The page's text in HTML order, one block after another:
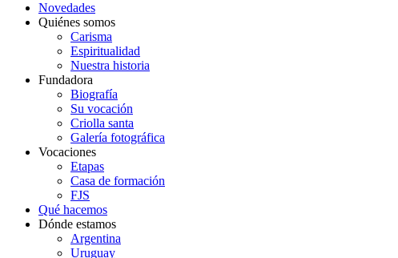
Novedades
Quiénes somos
Carisma
Espiritualidad
Nuestra historia
Fundadora
Biografía
Su vocación
Criolla santa
Galería fotográfica
Vocaciones
Etapas
Casa de formación
FJS
Qué hacemos
Dónde estamos
Argentina
Uruguay